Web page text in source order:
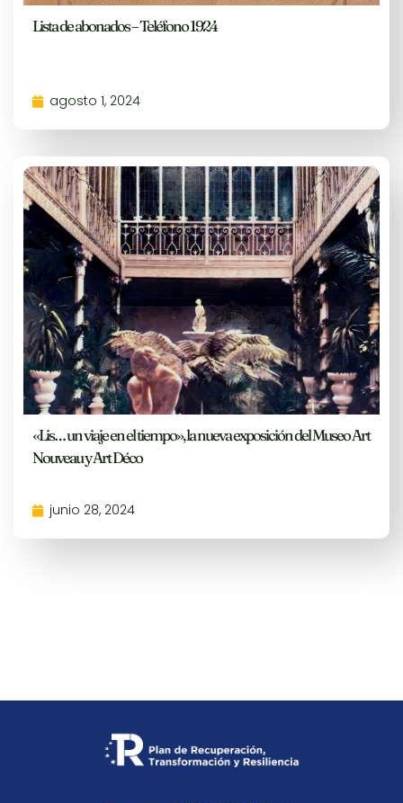
Lista de abonados – Teléfono 1924
agosto 1, 2024
«Lis… un viaje en el tiempo», la nueva exposición del Museo Art
Nouveau y Art Déco
junio 28, 2024